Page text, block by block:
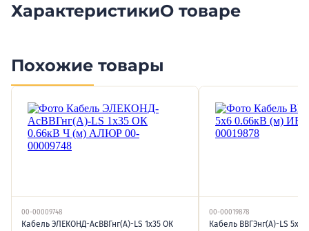
ХарактеристикиО товаре
Похожие товары
00-00009748
Кабель ЭЛЕКОНД-АсВВГнг(А)-LS 1х35 ОК
00-00019878
Кабель ВВГЭнг(А)-LS 5х6